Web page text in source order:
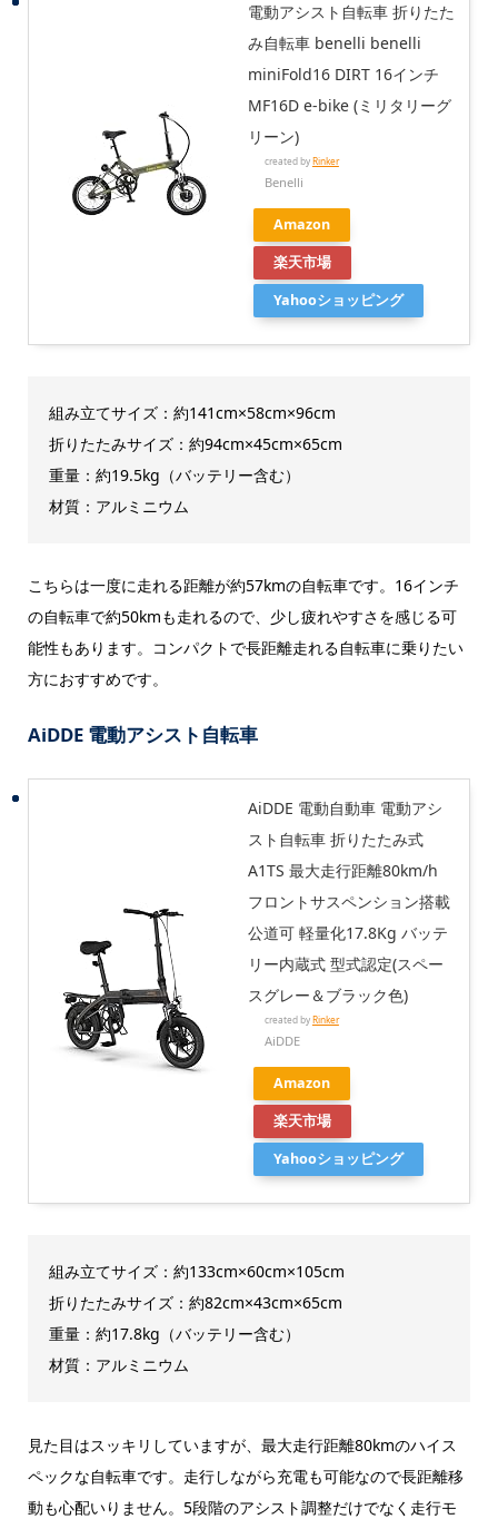
電動アシスト自転車 折りたた
み自転車 benelli benelli
miniFold16 DIRT 16インチ
MF16D e-bike (ミリタリーグ
リーン)
created byRinker
Benelli
Amazon
楽天市場
Yahooショッピング
組み立てサイズ：約141cm×58cm×96cm
折りたたみサイズ：約94cm×45cm×65cm
重量：約19.5kg（バッテリー含む）
材質：アルミニウム
こちらは一度に走れる距離が約57kmの自転車です。16インチ
の自転車で約50kmも走れるので、少し疲れやすさを感じる可
能性もあります。コンパクトで長距離走れる自転車に乗りたい
方におすすめです。
AiDDE 電動アシスト自転車
AiDDE 電動自動車 電動アシ
スト自転車 折りたたみ式
A1TS 最大走行距離80km/h
フロントサスペンション搭載
公道可 軽量化17.8Kg バッテ
リー内蔵式 型式認定(スペー
スグレー＆ブラック色)
created by Rinker
AiDDE
Amazon
楽天市場
Yahooショッピング
組み立てサイズ：約133cm×60cm×105cm
折りたたみサイズ：約82cm×43cm×65cm
重量：約17.8kg（バッテリー含む）
材質：アルミニウム
見た目はスッキリしていますが、最大走行距離80kmのハイス
ペックな自転車です。走行しながら充電も可能なので長距離移
動も心配いりません。5段階のアシスト調整だけでなく走行モ